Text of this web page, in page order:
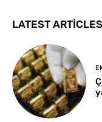
LATEST ARTICLES